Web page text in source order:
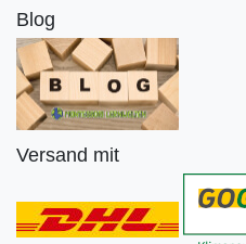
Blog
Versand mit